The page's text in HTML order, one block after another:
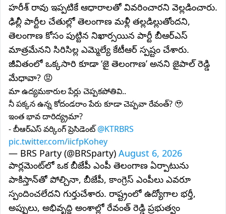
హరీశ్ రావు ఇప్పటికే ఆధారాలతో వివరించారని వెల్లడించారు.
ఢిల్లీ పార్టీల చేతుల్లో తెలంగాణ మళ్లీ తల్లడిల్లుతోందని,
తెలంగాణ కోసం పుట్టిన నిఖార్సయిన పార్టీ బీఆర్ఎస్
మాత్రమేనని సిరిసిల్ల ఎమ్మెల్యే కేటీఆర్‌ స్పష్టం చేశారు.
జీవితంలో ఒక్కసారి కూడా ‘జై తెలంగాణ’ అనని జైపాల్ రెడ్డి
మేధావా? 😡
మా ఉద్యమకారుల పేర్లు చెప్పకపోతివి..
నీ పక్కన ఉన్న కోదండరాం పేరు కూడా చెప్పవా రేవంత్? 🥹
ఇంత భావ దారిద్య్రమా?
- బీఆర్‌ఎస్ వర్కింగ్ ప్రెసిడెంట్@KTRBRS
pic.twitter.com/iicfpKohey
— BRS Party (@BRSparty) August 6, 2026
పార్లమెంట్‌లో ఒక బీజేపీ ఎంపీ తెలంగాణ ఏర్పాటును
పాకిస్తాన్‌తో పోల్చినా, బీజేపీ, కాంగ్రెస్ ఎంపీలు ఎవరూ
స్పందించలేదని గుర్తుచేశారు. రాష్ట్రంలో ఉద్యోగాల భర్తీ,
అప్పులు, అభివృద్ధి అంశాల్లో రేవంత్‌ రెడ్డి ప్రభుత్వం